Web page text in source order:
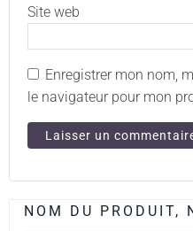
Site web
Enregistrer mon nom,
le navigateur pour mon
NOM DU PRODUIT,